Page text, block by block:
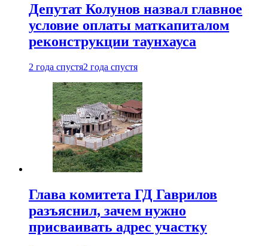
Депутат Колунов назвал главное
условие оплаты маткапиталом
реконструкции таунхауса
2 года спустя2 года спустя
Глава комитета ГД Гаврилов
разъяснил, зачем нужно
присваивать адрес участку